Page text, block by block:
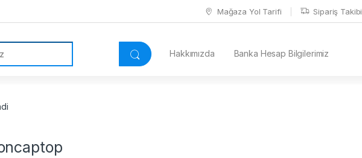
Mağaza Yol Tarifi Sipariş Takibi
Hakkımızda Banka Hesap Bilgilerimiz